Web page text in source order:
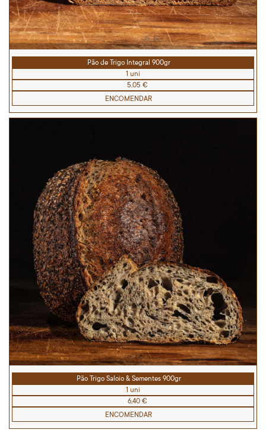
Pão de Trigo Integral 900gr
1 uni
5,05 €
ENCOMENDAR
Pão Trigo Saloio & Sementes 900gr
1 uni
6,40 €
ENCOMENDAR